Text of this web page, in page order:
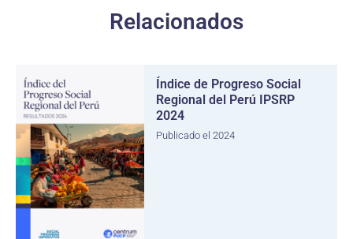
Relacionados
Índice de Progreso Social
Regional del Perú IPSRP
2024
Publicado el 2024